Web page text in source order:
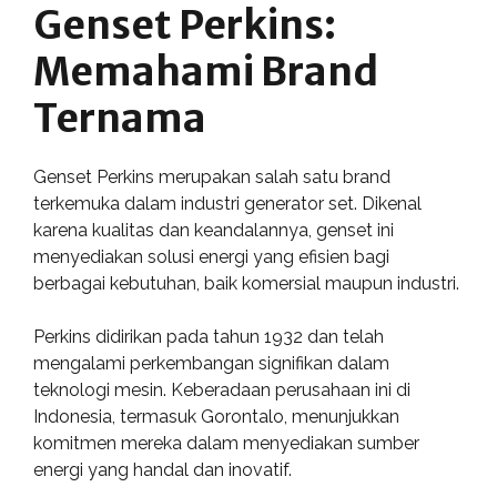
Genset Perkins:
Memahami Brand
Ternama
Genset Perkins merupakan salah satu brand
terkemuka dalam industri generator set. Dikenal
karena kualitas dan keandalannya, genset ini
menyediakan solusi energi yang efisien bagi
berbagai kebutuhan, baik komersial maupun industri.
Perkins didirikan pada tahun 1932 dan telah
mengalami perkembangan signifikan dalam
teknologi mesin. Keberadaan perusahaan ini di
Indonesia, termasuk Gorontalo, menunjukkan
komitmen mereka dalam menyediakan sumber
energi yang handal dan inovatif.